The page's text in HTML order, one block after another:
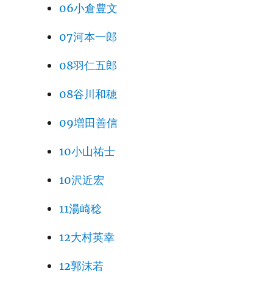
06小倉豊文
07河本一郎
08羽仁五郎
08谷川和穂
09増田善信
10小山祐士
10沢近宏
11湯崎稔
12大村英幸
12郭沫若